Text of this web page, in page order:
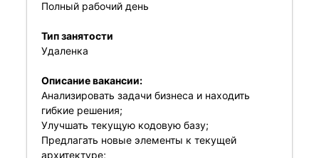
Полный рабочий день
Тип занятости
Удаленка
Описание вакансии:
Анализировать задачи бизнеса и находить
гибкие решения;
Улучшать текущую кодовую базу;
Предлагать новые элементы к текущей
архитектуре;